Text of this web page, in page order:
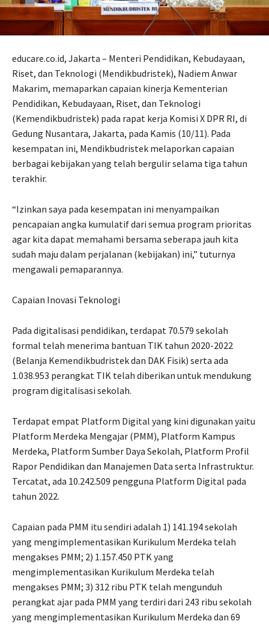
educare.co.id, Jakarta – Menteri Pendidikan, Kebudayaan,
Riset, dan Teknologi (Mendikbudristek), Nadiem Anwar
Makarim, memaparkan capaian kinerja Kementerian
Pendidikan, Kebudayaan, Riset, dan Teknologi
(Kemendikbudristek) pada rapat kerja Komisi X DPR RI, di
Gedung Nusantara, Jakarta, pada Kamis (10/11). Pada
kesempatan ini, Mendikbudristek melaporkan capaian
berbagai kebijakan yang telah bergulir selama tiga tahun
terakhir.
“Izinkan saya pada kesempatan ini menyampaikan
pencapaian angka kumulatif dari semua program prioritas
agar kita dapat memahami bersama seberapa jauh kita
sudah maju dalam perjalanan (kebijakan) ini,” tuturnya
mengawali pemaparannya.
Capaian Inovasi Teknologi
Pada digitalisasi pendidikan, terdapat 70.579 sekolah
formal telah menerima bantuan TIK tahun 2020-2022
(Belanja Kemendikbudristek dan DAK Fisik) serta ada
1.038.953 perangkat TIK telah diberikan untuk mendukung
program digitalisasi sekolah.
Terdapat empat Platform Digital yang kini digunakan yaitu
Platform Merdeka Mengajar (PMM), Platform Kampus
Merdeka, Platform Sumber Daya Sekolah, Platform Profil
Rapor Pendidikan dan Manajemen Data serta Infrastruktur.
Tercatat, ada 10.242.509 pengguna Platform Digital pada
tahun 2022.
Capaian pada PMM itu sendiri adalah 1) 141.194 sekolah
yang mengimplementasikan Kurikulum Merdeka telah
mengakses PMM; 2) 1.157.450 PTK yang
mengimplementasikan Kurikulum Merdeka telah
mengakses PMM; 3) 312 ribu PTK telah mengunduh
perangkat ajar pada PMM yang terdiri dari 243 ribu sekolah
yang mengimplementasikan Kurikulum Merdeka dan 69